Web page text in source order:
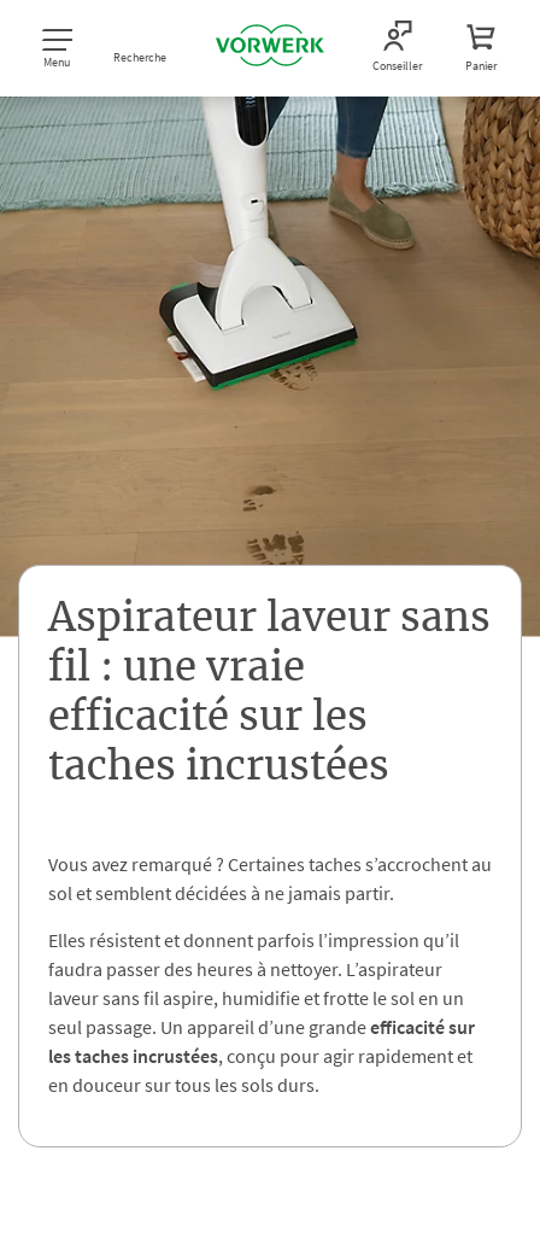
Menu Recherche Conseiller Panier
Aspirateur laveur sans
fil : une vraie
efficacité sur les
taches incrustées
Vous avez remarqué ? Certaines taches s’accrochent au
sol et semblent décidées à ne jamais partir.
Elles résistent et donnent parfois l’impression qu’il
faudra passer des heures à nettoyer. L’aspirateur
laveur sans fil aspire, humidifie et frotte le sol en un
seul passage. Un appareil d’une grandeefficacité sur
les taches incrustées, conçu pour agir rapidement et
en douceur sur tous les sols durs.